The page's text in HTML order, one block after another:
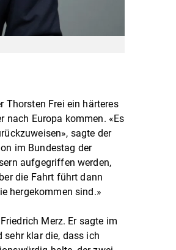
Thorsten Frei ein härteres
nach Europa kommen. «Es
sagte der
im Bundestag der
aufgegriffen werden,
die Fahrt führt dann
hergekommen sind.»
Merz. Er sagte im
klar die, dass ich